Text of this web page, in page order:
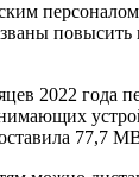
2022 года
77,7